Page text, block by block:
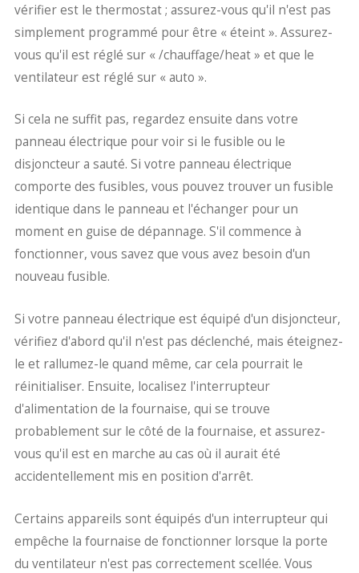
vérifier est le thermostat ; assurez-vous qu'il n'est pas
simplement programmé pour être « éteint ». Assurez-
vous qu'il est réglé sur « /chauffage/heat » et que le
ventilateur est réglé sur « auto ».
Si cela ne suffit pas, regardez ensuite dans votre
panneau électrique pour voir si le fusible ou le
disjoncteur a sauté. Si votre panneau électrique
comporte des fusibles, vous pouvez trouver un fusible
identique dans le panneau et l'échanger pour un
moment en guise de dépannage. S'il commence à
fonctionner, vous savez que vous avez besoin d'un
nouveau fusible.
Si votre panneau électrique est équipé d'un disjoncteur,
vérifiez d'abord qu'il n'est pas déclenché, mais éteignez-
le et rallumez-le quand même, car cela pourrait le
réinitialiser. Ensuite, localisez l'interrupteur
d'alimentation de la fournaise, qui se trouve
probablement sur le côté de la fournaise, et assurez-
vous qu'il est en marche au cas où il aurait été
accidentellement mis en position d'arrêt.
Certains appareils sont équipés d'un interrupteur qui
empêche la fournaise de fonctionner lorsque la porte
du ventilateur n'est pas correctement scellée. Vous